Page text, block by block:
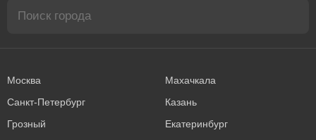
Москва
Махачкала
Санкт-Петербург
Казань
Грозный
Екатеринбург